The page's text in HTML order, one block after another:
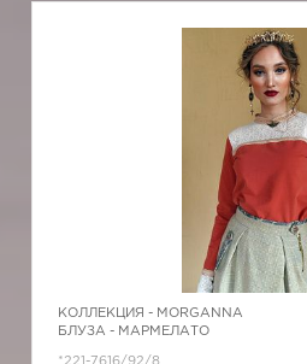
КОЛЛЕКЦИЯ - MORGANNA
БЛУЗА - МАРМЕЛАТО
*221-7616/92/8